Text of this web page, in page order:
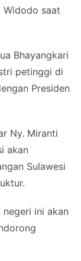
Widodo saat
Bhayangkari
petinggi di
Presiden
Ny. Miranti
akan
Sulawesi
ini akan